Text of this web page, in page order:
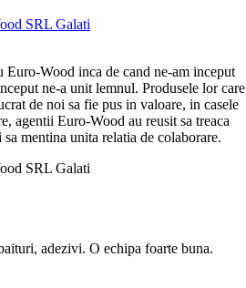
SRL Galati
Euro-Wood inca de cand ne-am inceput
ne-a unit lemnul. Produsele lor care
de noi sa fie pus in valoare, in casele
agentii Euro-Wood au reusit sa treaca
mentina unita relatia de colaborare.
SRL Galati
adezivi. O echipa foarte buna.